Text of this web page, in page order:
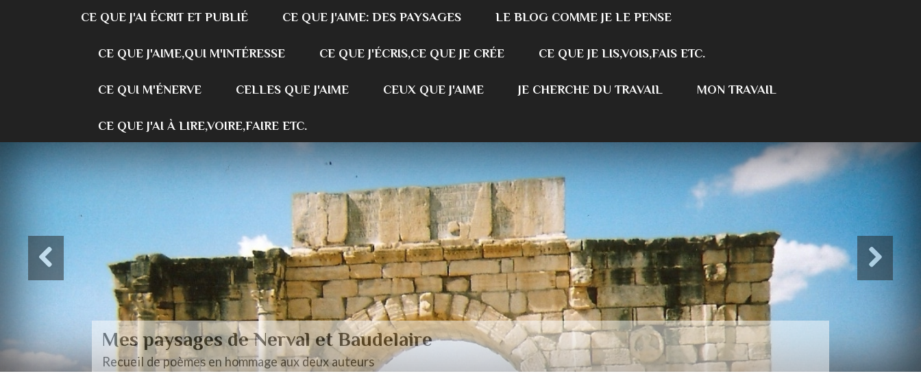
CE QUE J'AI ÉCRIT ET PUBLIÉ CE QUE J'AIME: DES PAYSAGES LE BLOG COMME JE LE PENSE
CE QUE J'AIME,QUI M'INTÉRESSE CE QUE J'ÉCRIS,CE QUE JE CRÉE CE QUE JE LIS,VOIS,FAIS ETC.
CE QUI M'ÉNERVE CELLES QUE J'AIME CEUX QUE J'AIME JE CHERCHE DU TRAVAIL MON TRAVAIL
CE QUE J'AI À LIRE,VOIRE,FAIRE ETC.
Des paysages de Baudelaire et Nerval
Mon mémoire de maîtrise